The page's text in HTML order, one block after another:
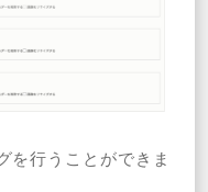
を行うことができま